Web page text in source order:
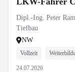
Dipl.-Ing. Peter
Tiefbau
NW
Vollzeit
24.07.2026